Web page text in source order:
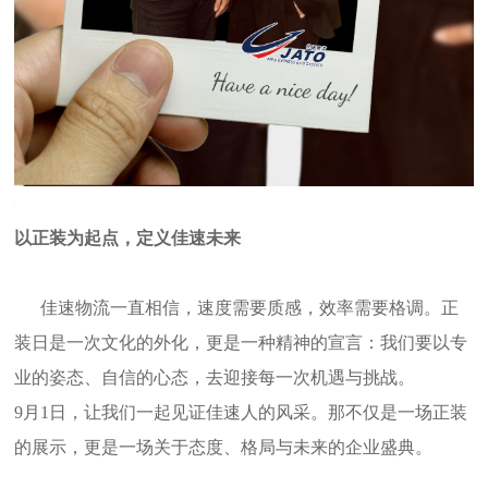
以正装为起点，定义佳速未来
佳速物流一直相信，速度需要质感，效率需要格调。正
装日是一次文化的外化，更是一种精神的宣言：我们要以专
业的姿态、自信的心态，去迎接每一次机遇与挑战。
9月1日，让我们一起见证佳速人的风采。那不仅是一场正装
的展示，更是一场关于态度、格局与未来的企业盛典。